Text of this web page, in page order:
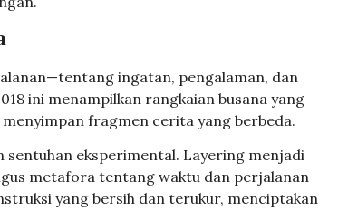
ingatan, pengalaman, dan
ini menampilkan rangkaian busana yang
fragmen cerita yang berbeda.
eksperimental. Layering menjadi
metafora tentang waktu dan perjalanan
yang bersih dan terukur, menciptakan